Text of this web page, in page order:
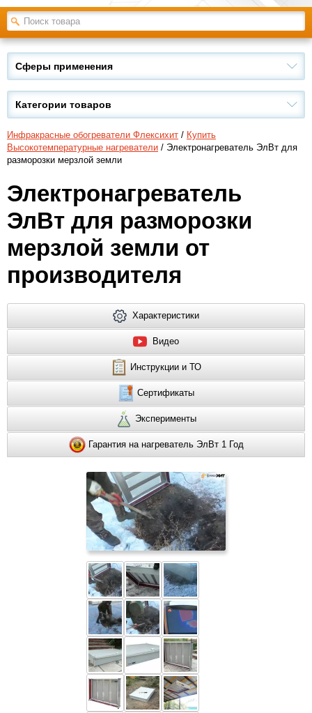
Сферы применения
Категории товаров
Инфракрасные обогреватели Флексихит / Купить
Высокотемпературные нагреватели / Электронагреватель ЭлВт для
разморозки мерзлой земли
Электронагреватель
ЭлВт для разморозки
мерзлой земли от
производителя
Характеристики
Видео
Инструкции и ТО
Сертификаты
Эксперименты
Гарантия на нагреватель ЭлВт 1 Год